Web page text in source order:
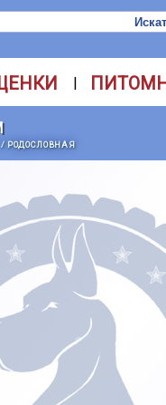
|
/ РОДОСЛОВНАЯ